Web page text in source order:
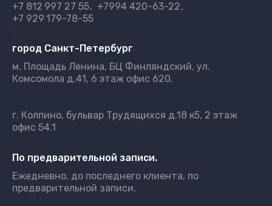
+7 812 997 27 55
+7994 420-63-22
+7 929 179-78-55
город Санкт-Петербург
м. Площадь Ленина, БЦ Финляндский, ул.
Комсомола д.41, 6 этаж офис 620.
г. Колпино, бульвар Трудящихся д.18 к5, 2 этаж
офис 54.1
По предварительной записи.
Ежедневно, до последнего клиента, по
предварительной записи.